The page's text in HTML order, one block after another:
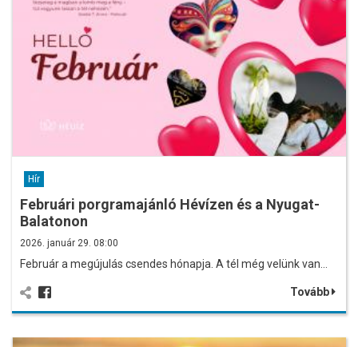
Hír
Februári porgramajánló Hévízen és a Nyugat-
Balatonon
2026. január 29. 08:00
Február a megújulás csendes hónapja. A tél még velünk van…
Tovább